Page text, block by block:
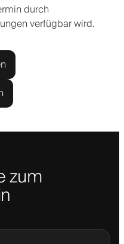
durch
verfügbar wird.
zum